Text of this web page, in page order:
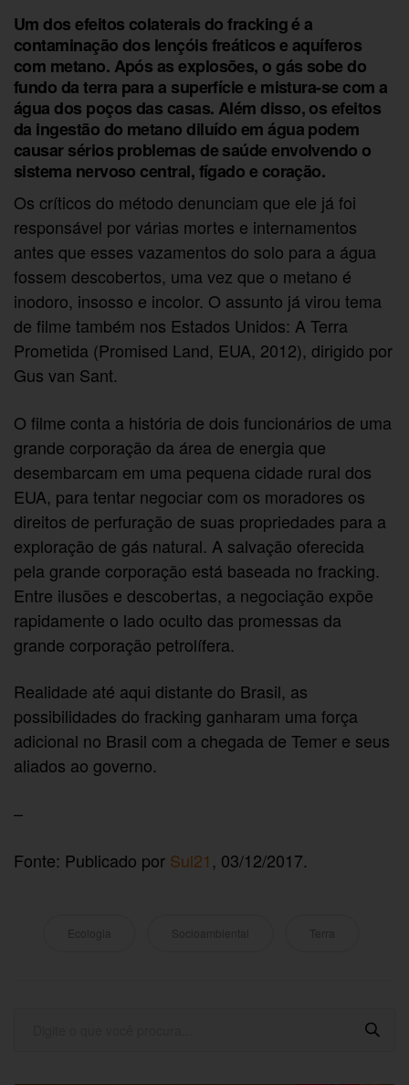
Um dos efeitos colaterais do fracking é a
contaminação dos lençóis freáticos e aquíferos
com metano. Após as explosões, o gás sobe do
fundo da terra para a superfície e mistura-se com a
água dos poços das casas. Além disso, os efeitos
da ingestão do metano diluído em água podem
causar sérios problemas de saúde envolvendo o
sistema nervoso central, fígado e coração.
Os críticos do método denunciam que ele já foi
responsável por várias mortes e internamentos
antes que esses vazamentos do solo para a água
fossem descobertos, uma vez que o metano é
inodoro, insosso e incolor. O assunto já virou tema
de filme também nos Estados Unidos: A Terra
Prometida (Promised Land, EUA, 2012), dirigido por
Gus van Sant.
O filme conta a história de dois funcionários de uma
grande corporação da área de energia que
desembarcam em uma pequena cidade rural dos
EUA, para tentar negociar com os moradores os
direitos de perfuração de suas propriedades para a
exploração de gás natural. A salvação oferecida
pela grande corporação está baseada no fracking.
Entre ilusões e descobertas, a negociação expõe
rapidamente o lado oculto das promessas da
grande corporação petrolífera.
Realidade até aqui distante do Brasil, as
possibilidades do fracking ganharam uma força
adicional no Brasil com a chegada de Temer e seus
aliados ao governo.
–
Fonte: Publicado por Sul21 , 03/12/2017.